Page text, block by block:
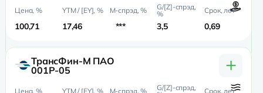
100,71 17,46 *** 3,5 0,69
ТрансФин-М ПАО
001P-05
+